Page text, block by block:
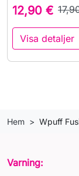
12,90 €
Visa detaljer
Hem Wpuff
Varning: